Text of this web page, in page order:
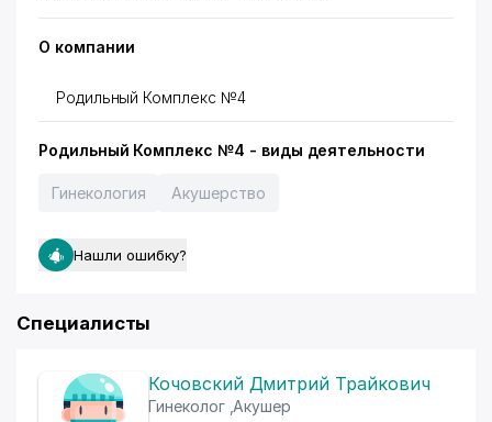
О компании
Родильный Комплекс №4
Родильный Комплекс №4 - виды деятельности
Гинекология Акушерство
Нашли ошибку?
Специалисты
Кочовский Дмитрий Трайкович
Гинеколог Акушер